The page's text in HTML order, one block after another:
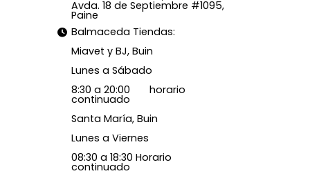
Avda. 18 de Septiembre #1095,
Paine
Balmaceda Tiendas:
Miavet y BJ, Buin
Lunes a Sábado
8:30 a 20:00 horario
continuado
Santa María, Buin
Lunes a Viernes
08:30 a 18:30 Horario
continuado